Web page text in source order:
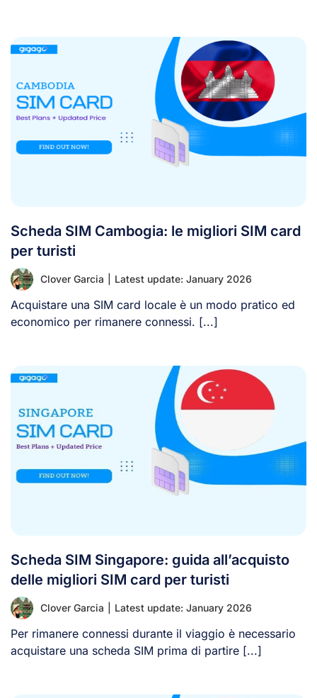
Scheda SIM Cambogia: le migliori SIM card
per turisti
Clover Garcia Latest update: January 2026
Acquistare una SIM card locale è un modo pratico ed
economico per rimanere connessi. [...]
Scheda SIM Singapore: guida all’acquisto
delle migliori SIM card per turisti
Clover Garcia Latest update: January 2026
Per rimanere connessi durante il viaggio è necessario
acquistare una scheda SIM prima di partire [...]